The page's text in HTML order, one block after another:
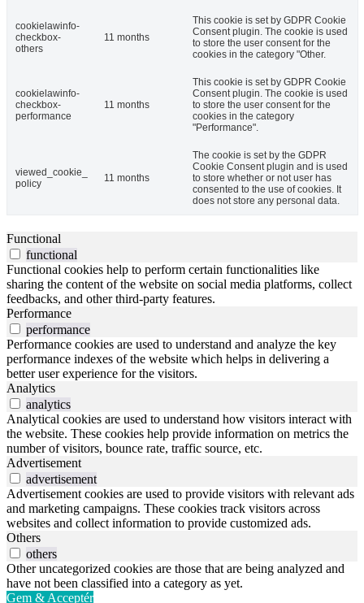
cookielawinfo-
checkbox-
others
11 months
This cookie is set by GDPR Cookie
Consent plugin. The cookie is used
to store the user consent for the
cookies in the category "Other.
cookielawinfo-
checkbox-
performance
11 months
This cookie is set by GDPR Cookie
Consent plugin. The cookie is used
to store the user consent for the
cookies in the category
"Performance".
viewed_cookie_
policy
11 months
The cookie is set by the GDPR
Cookie Consent plugin and is used
to store whether or not user has
consented to the use of cookies. It
does not store any personal data.
Functional
functional
Functional cookies help to perform certain functionalities like
sharing the content of the website on social media platforms, collect
feedbacks, and other third-party features.
Performance
performance
Performance cookies are used to understand and analyze the key
performance indexes of the website which helps in delivering a
better user experience for the visitors.
Analytics
analytics
Analytical cookies are used to understand how visitors interact with
the website. These cookies help provide information on metrics the
number of visitors, bounce rate, traffic source, etc.
Advertisement
advertisement
Advertisement cookies are used to provide visitors with relevant ads
and marketing campaigns. These cookies track visitors across
websites and collect information to provide customized ads.
Others
others
Other uncategorized cookies are those that are being analyzed and
have not been classified into a category as yet.
Gem & Acceptér